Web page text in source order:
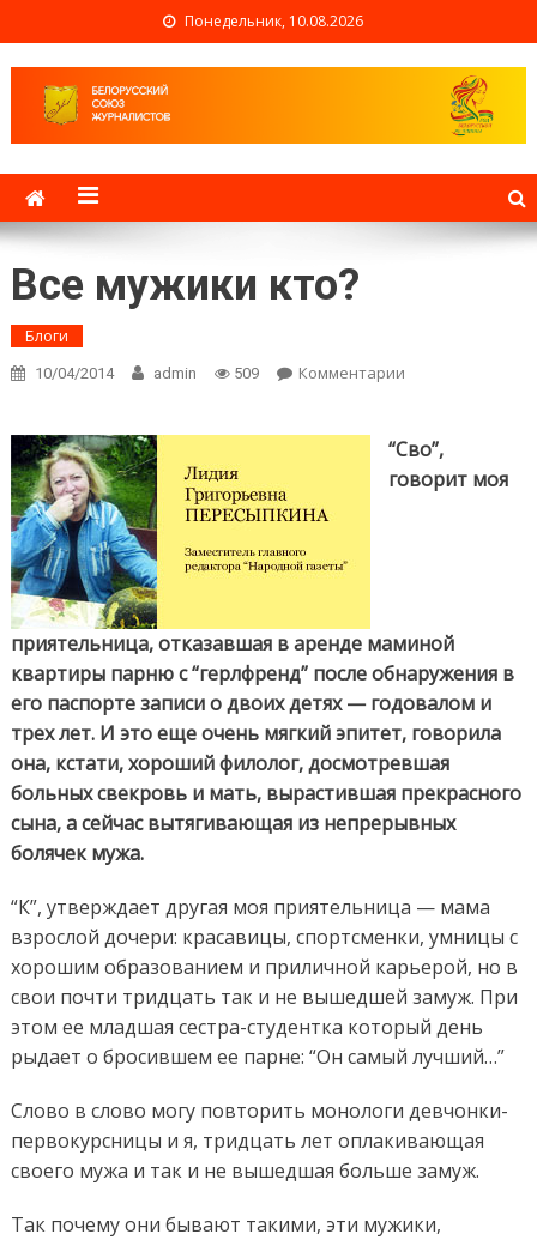
Понедельник, 10.08.2026
Белорусский союз
журналистов
Все мужики кто?
Блоги
10/04/2014 admin 509 Комментарии
“Сво”,
говорит моя
приятельница, отказавшая в аренде маминой
квартиры парню с “герлфренд” после обнаружения в
его паспорте записи о двоих детях — годовалом и
трех лет. И это еще очень мягкий эпитет, говорила
она, кстати, хороший филолог, досмотревшая
больных свекровь и мать, вырастившая прекрасного
сына, а сейчас вытягивающая из непрерывных
болячек мужа.
“К”, утверждает другая моя приятельница — мама
взрослой дочери: красавицы, спортсменки, умницы с
хорошим образованием и приличной карьерой, но в
свои почти тридцать так и не вышедшей замуж. При
этом ее младшая сестра-студентка который день
рыдает о бросившем ее парне: “Он самый лучший…”
Слово в слово могу повторить монологи девчонки-
первокурсницы и я, тридцать лет оплакивающая
своего мужа и так и не вышедшая больше замуж.
Так почему они бывают такими, эти мужики,